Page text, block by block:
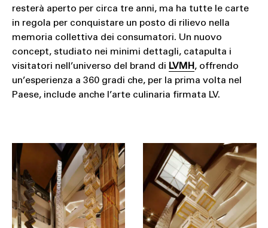
resterà aperto per circa tre anni, ma ha tutte le carte
in regola per conquistare un posto di rilievo nella
memoria collettiva dei consumatori. Un nuovo
concept, studiato nei minimi dettagli, catapulta i
visitatori nell’universo del brand di LVMH , offrendo
un’esperienza a 360 gradi che, per la prima volta nel
Paese, include anche l’arte culinaria firmata LV.